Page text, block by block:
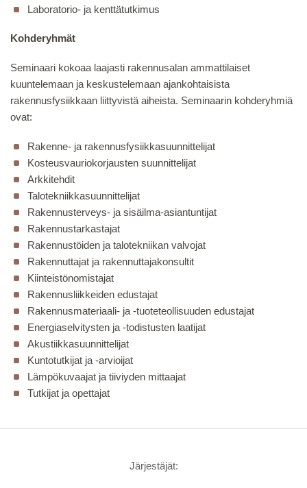
Laboratorio- ja kenttätutkimus
Kohderyhmät
Seminaari kokoaa laajasti rakennusalan ammattilaiset
kuuntelemaan ja keskustelemaan ajankohtaisista
rakennusfysiikkaan liittyvistä aiheista. Seminaarin kohderyhmiä
ovat:
Rakenne- ja rakennusfysiikkasuunnittelijat
Kosteusvauriokorjausten suunnittelijat
Arkkitehdit
Talotekniikkasuunnittelijat
Rakennusterveys- ja sisäilma-asiantuntijat
Rakennustarkastajat
Rakennustöiden ja talotekniikan valvojat
Rakennuttajat ja rakennuttajakonsultit
Kiinteistönomistajat
Rakennusliikkeiden edustajat
Rakennusmateriaali- ja -tuoteteollisuuden edustajat
Energiaselvitysten ja -todistusten laatijat
Akustiikkasuunnittelijat
Kuntotutkijat ja -arvioijat
Lämpökuvaajat ja tiiviyden mittaajat
Tutkijat ja opettajat
Järjestäjät: